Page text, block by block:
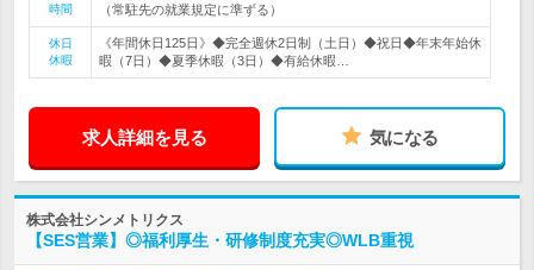
時間
（常駐先の就業規定に準ずる）
休日
休暇
《年間休日125日》◆完全週休2日制（土日）◆祝日◆年末年始休
暇（7日）◆夏季休暇（3日）◆有給休暇…
求人詳細を見る 気になる
株式会社シンメトリクス
【SES営業】◎福利厚生・研修制度充実◎WLB重視